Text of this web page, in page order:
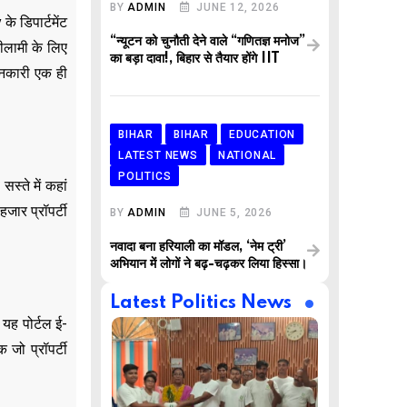
डिपार्टमेंट
के लिए
एक ही
सस्ते में कहां
प्रॉपर्टी
पोर्टल ई-
प्रॉपर्टी
BYADMIN JUNE 12, 2026
“न्यूटन को चुनौती देने वाले “गणितज्ञ मनोज”
का बड़ा दावा!, बिहार से तैयार होंगे IIT
BIHAR BIHAR
EDUCATION
LATEST NEWS
NATIONAL
POLITICS
BYADMIN JUNE 5, 2026
नवादा बना हरियाली का मॉडल, ‘नेम ट्री’
अभियान में लोगों ने बढ़-चढ़कर लिया हिस्सा।
Latest Politics News